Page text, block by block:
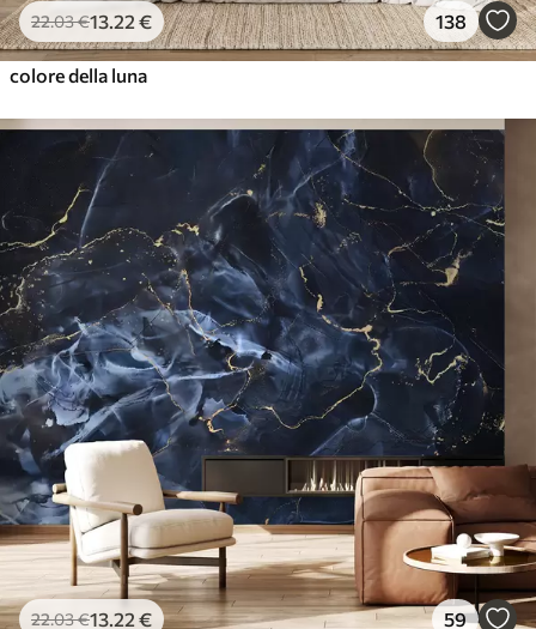
22.03€13 .22 € 138
colore della luna
22.03€13 .22 € 59